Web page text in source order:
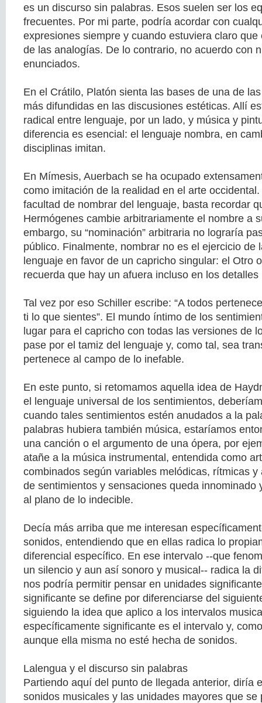
es un discurso sin palabras. Esos suelen ser los
frecuentes. Por mi parte, podría acordar con
expresiones siempre y cuando estuviera claro
de las analogías. De lo contrario, no acuerdo con
enunciados.
En el Crátilo, Platón sienta las bases de una de
más difundidas en las discusiones estéticas. Allí
radical entre lenguaje, por un lado, y música y
diferencia es esencial: el lenguaje nombra, en
disciplinas imitan.
En Mímesis, Auerbach se ha ocupado
como imitación de la realidad en el arte
facultad de nombrar del lenguaje, basta recordar
Hermógenes cambie arbitrariamente el nombre a
embargo, su “nominación” arbitraria no lograría
público. Finalmente, nombrar no es el ejercicio de
lenguaje en favor de un capricho singular: el Otro
recuerda que hay un afuera incluso en los
Tal vez por eso Schiller escribe: “A todos
ti lo que sientes”. El mundo íntimo de los
lugar para el capricho con todas las versiones de
pase por el tamiz del lenguaje y, como tal, sea
pertenece al campo de lo inefable.
En este punto, si retomamos aquella idea de
el lenguaje universal de los sentimientos,
cuando tales sentimientos estén anudados a la
palabras hubiera también música, estaríamos
una canción o el argumento de una ópera, por
atañe a la música instrumental, entendida como
combinados según variables melódicas, rítmicas
de sentimientos y sensaciones queda innominado
al plano de lo indecible.
Decía más arriba que me interesan
sonidos, entendiendo que en ellas radica lo
diferencial específico. En ese intervalo --que
un silencio y aun así sonoro y musical-- radica la
nos podría permitir pensar en unidades
significante se define por diferenciarse del
siguiendo la idea que aplico a los intervalos
específicamente significante es el intervalo y,
aunque ella misma no esté hecha de sonidos.
Lalengua y el discurso sin palabras
Partiendo aquí del punto de llegada anterior, diría
sonidos musicales y las unidades mayores que se